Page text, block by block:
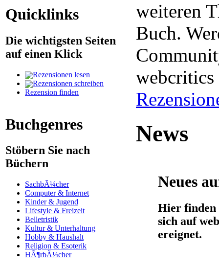
Quicklinks
Die wichtigsten Seiten
auf einen Klick
Rezensionen lesen
Rezensionen schreiben
Rezension finden
Buchgenres
Stöbern Sie nach
Büchern
SachbÃ¼cher
Computer & Internet
Kinder & Jugend
Lifestyle & Freizeit
Belletristik
Kultur & Unterhaltung
Hobby & Haushalt
Religion & Esoterik
HÃ¶rbÃ¼cher
weiteren
Buch.
News
Neues
Hier finden
sich auf
ereignet.